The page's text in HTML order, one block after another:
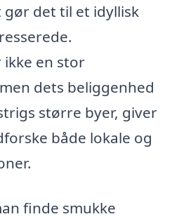
det til et idyllisk
en stor
dets beliggenhed
større byer, giver
både lokale og
finde smukke